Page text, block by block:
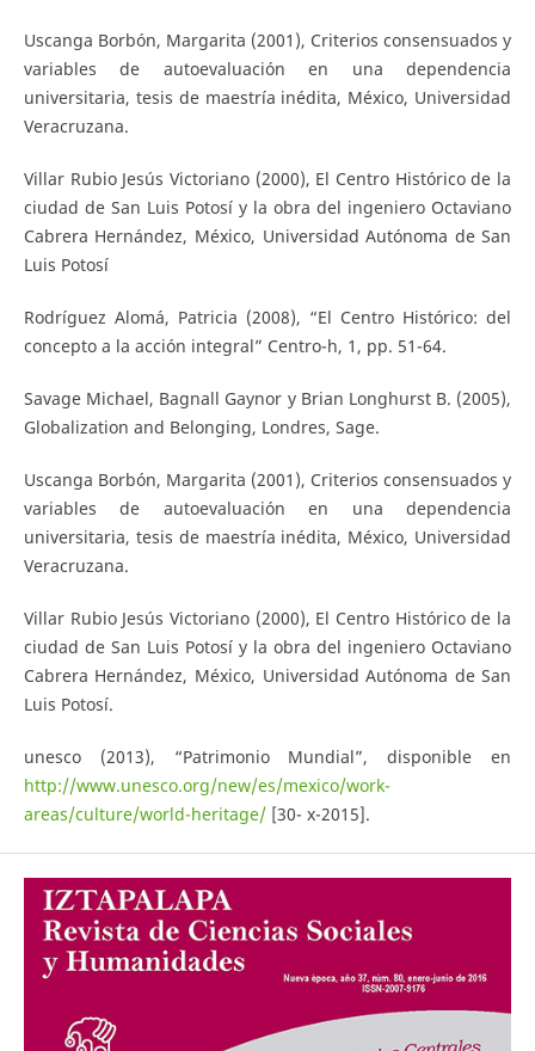
Uscanga Borbón, Margarita (2001), Criterios consensuados y
variables de autoevaluación en una dependencia
universitaria, tesis de maestría inédita, México, Universidad
Veracruzana.
Villar Rubio Jesús Victoriano (2000), El Centro Histórico de la
ciudad de San Luis Potosí y la obra del ingeniero Octaviano
Cabrera Hernández, México, Universidad Autónoma de San
Luis Potosí
Rodríguez Alomá, Patricia (2008), “El Centro Histórico: del
concepto a la acción integral” Centro-h, 1, pp. 51-64.
Savage Michael, Bagnall Gaynor y Brian Longhurst B. (2005),
Globalization and Belonging, Londres, Sage.
Uscanga Borbón, Margarita (2001), Criterios consensuados y
variables de autoevaluación en una dependencia
universitaria, tesis de maestría inédita, México, Universidad
Veracruzana.
Villar Rubio Jesús Victoriano (2000), El Centro Histórico de la
ciudad de San Luis Potosí y la obra del ingeniero Octaviano
Cabrera Hernández, México, Universidad Autónoma de San
Luis Potosí.
unesco (2013), “Patrimonio Mundial”, disponible en
http://www.unesco.org/new/es/mexico/work-
areas/culture/world-heritage/[30- x-2015].